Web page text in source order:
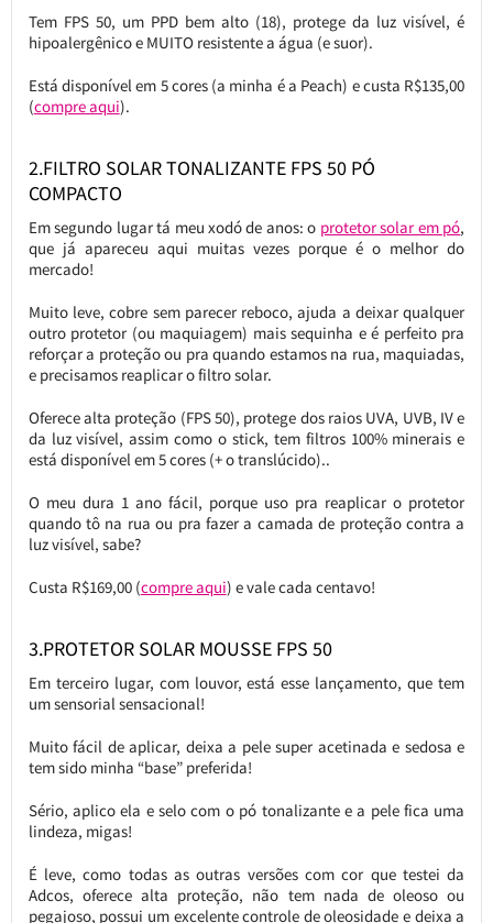
Tem FPS 50, um PPD bem alto (18), protege da luz visível, é
hipoalergênico e MUITO resistente a água (e suor).
Está disponível em 5 cores (a minha é a Peach) e custa R$135,00
(compre aqui).
2.FILTRO SOLAR TONALIZANTE FPS 50 PÓ
COMPACTO
Em segundo lugar tá meu xodó de anos: o protetor solar em pó,
que já apareceu aqui muitas vezes porque é o melhor do
mercado!
Muito leve, cobre sem parecer reboco, ajuda a deixar qualquer
outro protetor (ou maquiagem) mais sequinha e é perfeito pra
reforçar a proteção ou pra quando estamos na rua, maquiadas,
e precisamos reaplicar o filtro solar.
Oferece alta proteção (FPS 50), protege dos raios UVA, UVB, IV e
da luz visível, assim como o stick, tem filtros 100% minerais e
está disponível em 5 cores (+ o translúcido)..
O meu dura 1 ano fácil, porque uso pra reaplicar o protetor
quando tô na rua ou pra fazer a camada de proteção contra a
luz visível, sabe?
Custa R$169,00 (compre aqui) e vale cada centavo!
3.PROTETOR SOLAR MOUSSE FPS 50
Em terceiro lugar, com louvor, está esse lançamento, que tem
um sensorial sensacional!
Muito fácil de aplicar, deixa a pele super acetinada e sedosa e
tem sido minha “base” preferida!
Sério, aplico ela e selo com o pó tonalizante e a pele fica uma
lindeza, migas!
É leve, como todas as outras versões com cor que testei da
Adcos, oferece alta proteção, não tem nada de oleoso ou
pegajoso, possui um excelente controle de oleosidade e deixa a